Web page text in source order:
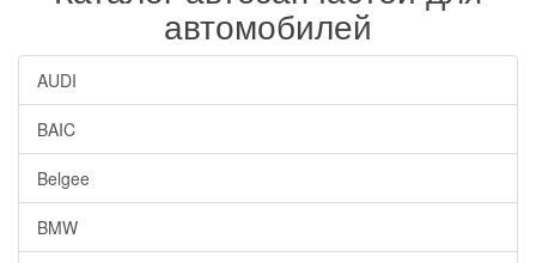
автомобилей
AUDI
BAIC
Belgee
BMW